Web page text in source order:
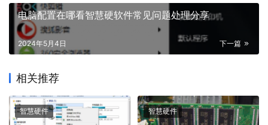
电脑配置在哪看智慧硬软件常见问题处理分享
下一篇
2024年5月4日
相关推荐
智慧硬件 智慧硬件